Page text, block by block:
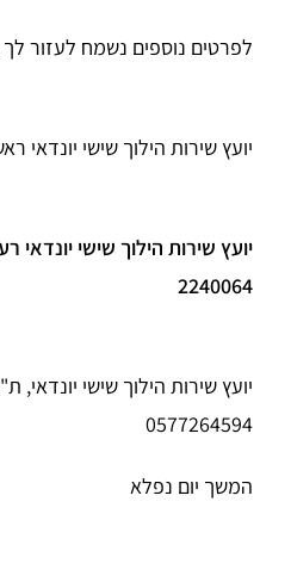
לפרטים נוספים נשמח לעזור
יועץ שירות הילוך שישי יונדאי ראשל"צ,
2240064
יועץ שירות הילוך שישי
0577264594
המשך יום נפלא